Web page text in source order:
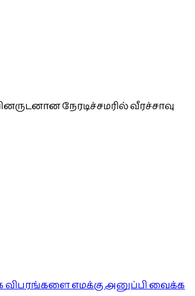
நேரடிச்சமரில் வீரச்சாவு
விபரங்களை எமக்கு அனுப்பி வைக்க